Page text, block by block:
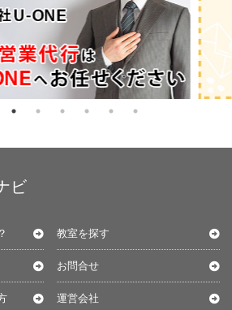
ビ
教室を探す
お問合せ
運営会社